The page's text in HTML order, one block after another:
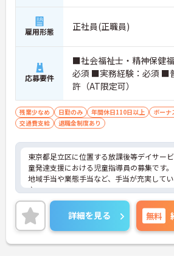
雇用形態 正社員(正職員)
応募要件
■社会福祉士・精神保健
必須 ■実務経験：必須 ■
許（AT限定可）
残業少なめ 日勤のみ 年間休日110日以上 ボーナ
交通費支給
退職金制度あり
東京都足立区に位置する放課後等デイサー
童発達支援における児童指導員の募集です。
地域手当や業態手当など、手当が充実して
♪
また年間休日は111日としっかりあります
イベートの時間を大切にできます◎
ご興味のある方には、面接対策ポイントな
に詳細をお話しいたしますのでお気軽にご
さい！
詳細を見る 無料